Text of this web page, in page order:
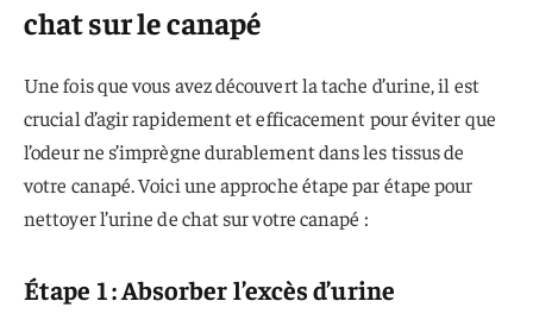
chat sur le canapé
Une fois que vous avez découvert la tache d’urine, il est
crucial d’agir rapidement et efficacement pour éviter que
l’odeur ne s’imprègne durablement dans les tissus de
votre canapé. Voici une approche étape par étape pour
nettoyer l’urine de chat sur votre canapé :
Étape 1 : Absorber l’excès d’urine